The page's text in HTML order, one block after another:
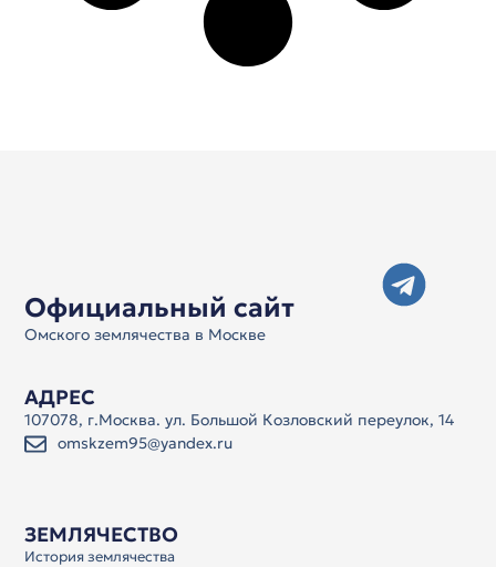
Официальный сайт
Омского землячества в Москве
ЗЕМЛЯЧЕСТВО
История землячества
АДРЕС
107078, г.Москва. ул. Большой Козловский переулок, 14
omskzem95@yandex.ru